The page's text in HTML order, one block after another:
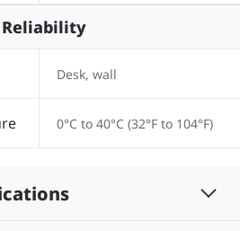
Desk, wall
0°C to 40°C (32°F to 104°F)